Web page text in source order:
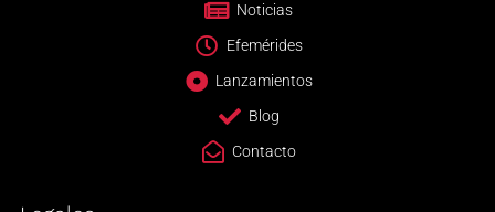
Noticias
Efemérides
Lanzamientos
Blog
Contacto